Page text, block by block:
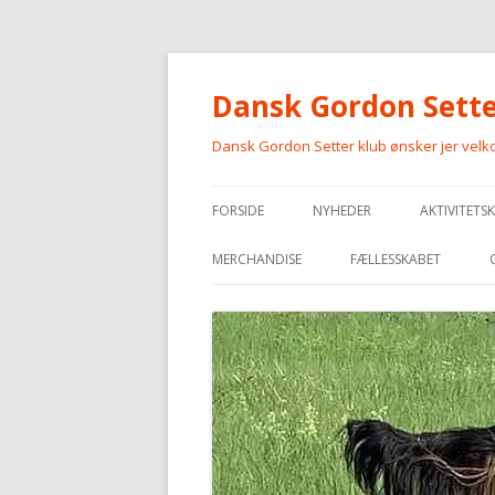
Dansk Gordon
Dansk Gordon Setter klub ønsker jer
FORSIDE NYHEDER
MERCHANDISE FÆLLESSKABET